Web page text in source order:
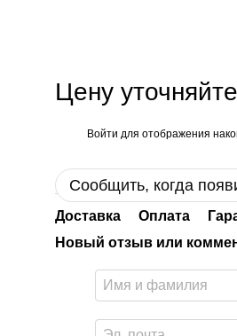
Цену уточняйте
Войти для отображения
Сообщить, когда
Доставка Оплата
Новый отзыв или